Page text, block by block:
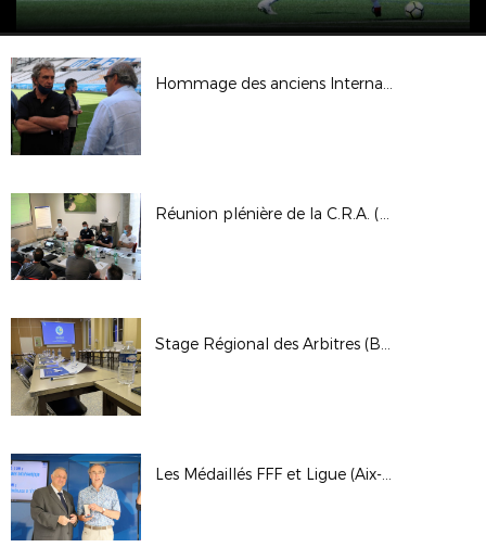
Hommage des anciens Internationaux à Michel Hidalgo (Marseille)
Réunion plénière de la C.R.A. (Golf de Barbaroux)
Stage Régional des Arbitres (Boulouris)
Les Médaillés FFF et Ligue (Aix-en-Provence)